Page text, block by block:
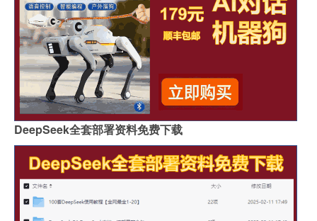
DeepSeek全套部署资料免费下载